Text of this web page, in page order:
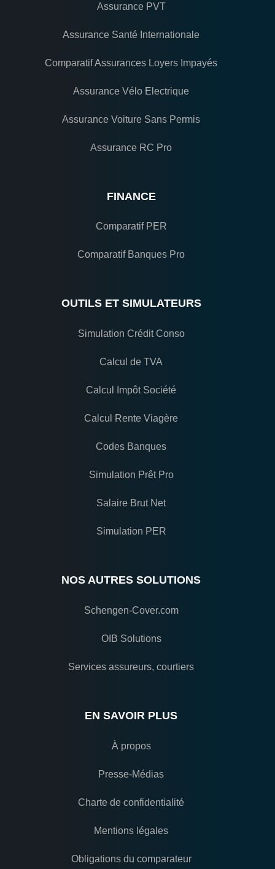
Assurance PVT
Assurance Santé Internationale
Comparatif Assurances Loyers Impayés
Assurance Vélo Electrique
Assurance Voiture Sans Permis
Assurance RC Pro
FINANCE
Comparatif PER
Comparatif Banques Pro
OUTILS ET SIMULATEURS
Simulation Crédit Conso
Calcul de TVA
Calcul Impôt Société
Calcul Rente Viagère
Codes Banques
Simulation Prêt Pro
Salaire Brut Net
Simulation PER
NOS AUTRES SOLUTIONS
Schengen-Cover.com
OIB Solutions
Services assureurs, courtiers
EN SAVOIR PLUS
À propos
Presse-Médias
Charte de confidentialité
Mentions légales
Obligations du comparateur